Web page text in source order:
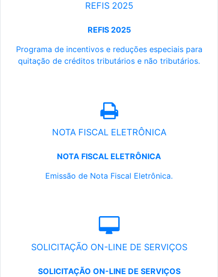
REFIS 2025
REFIS 2025
Programa de incentivos e reduções especiais para
quitação de créditos tributários e não tributários.
NOTA FISCAL ELETRÔNICA
NOTA FISCAL ELETRÔNICA
Emissão de Nota Fiscal Eletrônica.
SOLICITAÇÃO ON-LINE DE SERVIÇOS
SOLICITAÇÃO ON-LINE DE SERVIÇOS